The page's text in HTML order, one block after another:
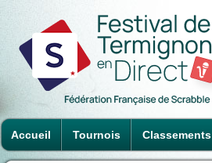
Accueil Tournois Classements